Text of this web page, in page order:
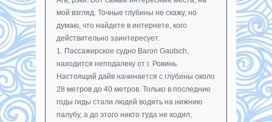
мой взгляд. Точные глубины не скажу, но
думаю, что найдете в интернете, кого
действительно заинтересует.
1. Пассажирское судно Baron Gautsch,
находится неподалеку от г. Ровинь.
Настоящий дайв начинается с глубины около
28 метров до 40 метров. Только в последние
годы гиды стали людей водить на нижнию
палубу, а до этого никто туда не ходил,